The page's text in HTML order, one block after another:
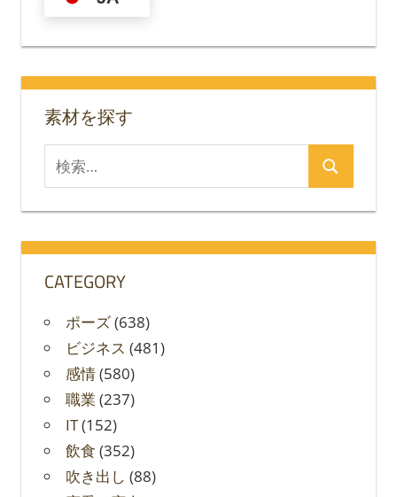
ー
シ
ョ
ン
素材を探す
索
対
検
CATEGORY
ポーズ(638)
ビジネス (481)
感情(580)
職業 (237)
IT(152)
飲食 (352)
吹き出し (88)